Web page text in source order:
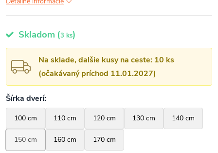
Skladom (3 ks)
Na sklade, ďalšie kusy na ceste: 10 ks
(očakávaný príchod 11.01.2027)